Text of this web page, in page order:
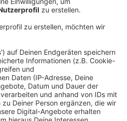
fast jeder größeren
Katzidis. Auch würden
überwiegen, vor allem die
Straftaten.
08:38